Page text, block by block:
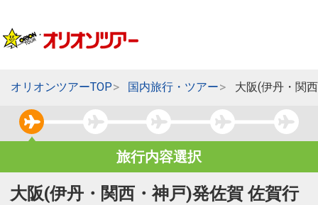
オリオンツアーTOP 国内旅行・ツアー 大阪(伊丹・関
旅行内容選択
大阪(伊丹・関西・神戸)発佐賀 佐賀行